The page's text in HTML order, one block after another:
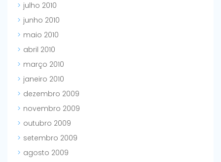
julho 2010
junho 2010
maio 2010
abril 2010
março 2010
janeiro 2010
dezembro 2009
novembro 2009
outubro 2009
setembro 2009
agosto 2009